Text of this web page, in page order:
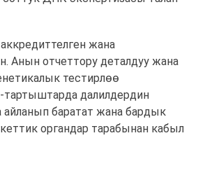
жана
Анын отчеттору деталдуу жана
тестирлөө
далилдердин
баратат жана бардык
органдар тарабынан кабыл